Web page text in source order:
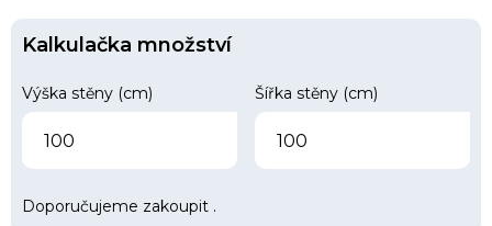
Kalkulačka množství
Výška stěny (cm) Šířka stěny (cm)
Doporučujeme zakoupit .